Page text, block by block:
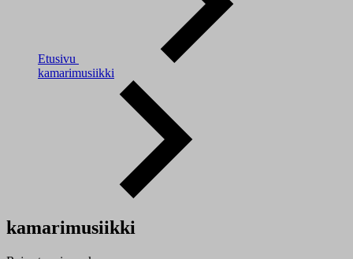
Etusivu
kamarimusiikki
kamarimusiikki